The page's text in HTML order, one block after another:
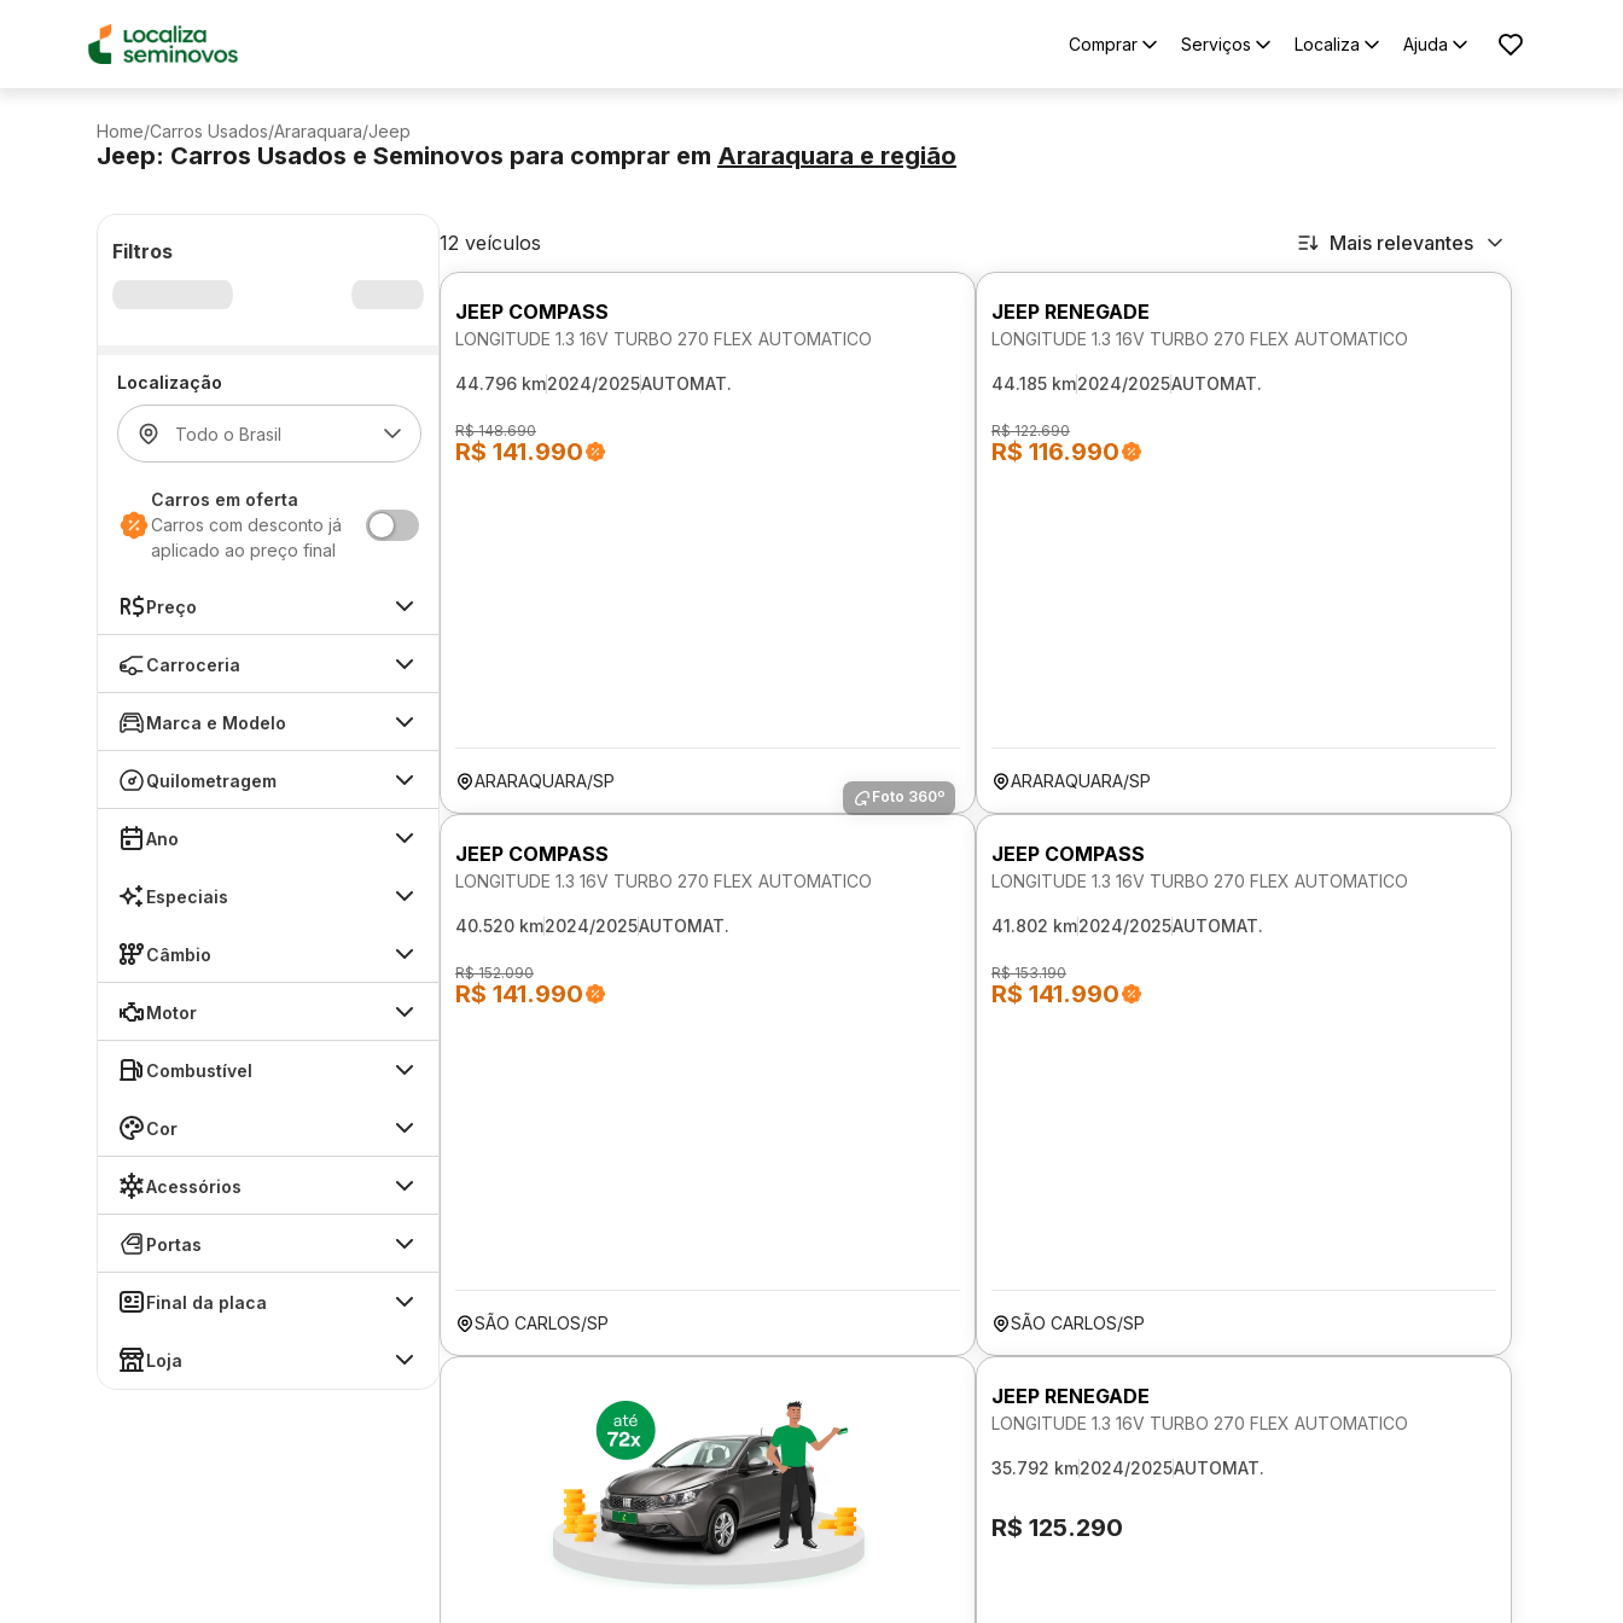
Comprar Serviços Localiza Ajuda
Home/Carros Usados/Araraquara/Jeep
Jeep: Carros Usados e Seminovos para comprar em Araraquara e região
Filtros
Localização
Carros em oferta
Carros com desconto já
aplicado ao preço final
Preço
Carroceria
Marca e Modelo
Quilometragem
Ano
Especiais
Câmbio
Motor
Combustível
Cor
Acessórios
Portas
Final da placa
Loja
12 veículos Mais relevantes
JEEP COMPASS
LONGITUDE 1.3 16V TURBO 270 FLEX AUTOMATICO
44.796 km2024/2025AUTOMAT.
R$ 148.690
R$ 141.990
ARARAQUARA/SP
JEEP RENEGADE
LONGITUDE 1.3 16V TURBO 270 FLEX AUTOMATICO
44.185 km2024/2025AUTOMAT.
R$ 122.690
R$ 116.990
ARARAQUARA/SP
Foto 360º
JEEP COMPASS
LONGITUDE 1.3 16V TURBO 270 FLEX AUTOMATICO
40.520 km2024/2025AUTOMAT.
R$ 152.090
R$ 141.990
SÃO CARLOS/SP
JEEP COMPASS
LONGITUDE 1.3 16V TURBO 270 FLEX AUTOMATICO
41.802 km2024/2025AUTOMAT.
R$ 153.190
R$ 141.990
SÃO CARLOS/SP
JEEP RENEGADE
LONGITUDE 1.3 16V TURBO 270 FLEX AUTOMATICO
35.792 km2024/2025AUTOMAT.
R$ 125.290